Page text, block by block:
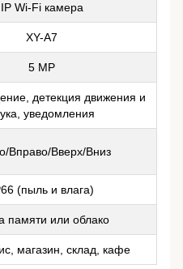
IP Wi-Fi камера
XY-A7
5 MP
детекция движения и
уведомления
Вправо/Вверх/Вниз
(пыль и влага)
памяти или облако
магазин, склад, кафе